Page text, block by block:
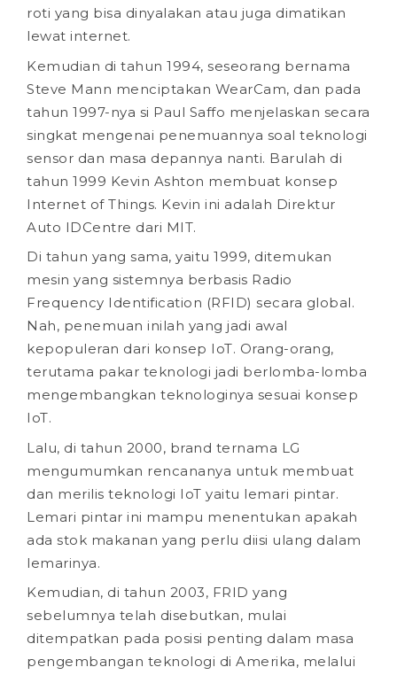
roti yang bisa dinyalakan atau juga dimatikan
lewat internet.
Kemudian di tahun 1994, seseorang bernama
Steve Mann menciptakan WearCam, dan pada
tahun 1997-nya si Paul Saffo menjelaskan secara
singkat mengenai penemuannya soal teknologi
sensor dan masa depannya nanti. Barulah di
tahun 1999 Kevin Ashton membuat konsep
Internet of Things. Kevin ini adalah Direktur
Auto IDCentre dari MIT.
Di tahun yang sama, yaitu 1999, ditemukan
mesin yang sistemnya berbasis Radio
Frequency Identification (RFID) secara global.
Nah, penemuan inilah yang jadi awal
kepopuleran dari konsep IoT. Orang-orang,
terutama pakar teknologi jadi berlomba-lomba
mengembangkan teknologinya sesuai konsep
IoT.
Lalu, di tahun 2000, brand ternama LG
mengumumkan rencananya untuk membuat
dan merilis teknologi IoT yaitu lemari pintar.
Lemari pintar ini mampu menentukan apakah
ada stok makanan yang perlu diisi ulang dalam
lemarinya.
Kemudian, di tahun 2003, FRID yang
sebelumnya telah disebutkan, mulai
ditempatkan pada posisi penting dalam masa
pengembangan teknologi di Amerika, melalui